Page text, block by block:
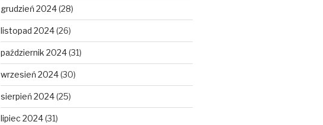
grudzień 2024(28)
listopad 2024(26)
październik 2024(31)
wrzesień 2024(30)
sierpień 2024(25)
lipiec 2024(31)